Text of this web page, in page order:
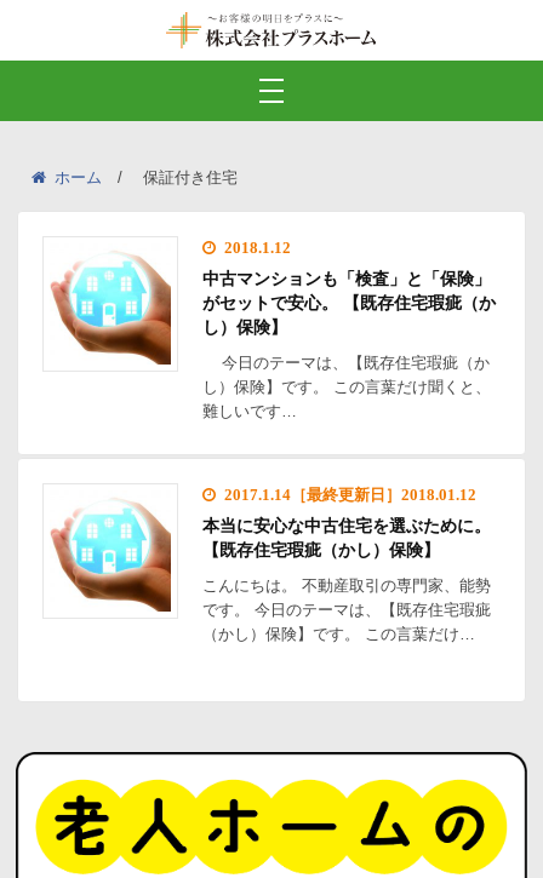
ホーム 保証付き住宅
2018.1.12
中古マンションも「検査」と「保険」
がセットで安心。 【既存住宅瑕疵（か
し）保険】
今日のテーマは、【既存住宅瑕疵（か
し）保険】です。 この言葉だけ聞くと、
難しいです…
2017.1.14［最終更新日］2018.01.12
本当に安心な中古住宅を選ぶために。
【既存住宅瑕疵（かし）保険】
こんにちは。 不動産取引の専門家、能勢
です。 今日のテーマは、【既存住宅瑕疵
（かし）保険】です。 この言葉だけ…